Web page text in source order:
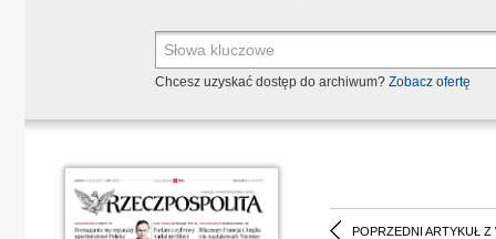
Chcesz uzyskać dostęp do archiwum? Zobacz ofertę
POPRZEDNI ARTYKUŁ Z